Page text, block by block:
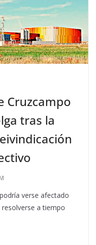
Cruzcampo
tras la
verse afectado
a tiempo